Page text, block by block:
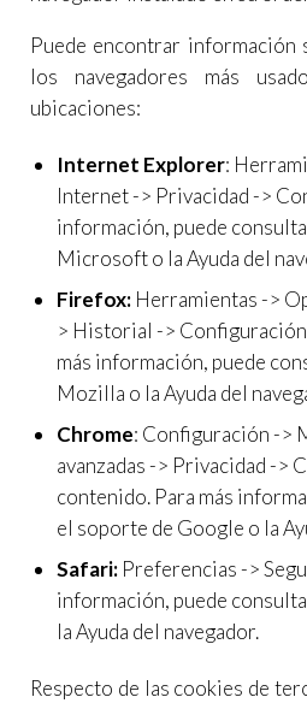
Puede encontrar información
los navegadores más
ubicaciones:
Internet Explorer:
Internet -> Privacidad ->
información, puede
Microsoft o la Ayuda del
Firefox: Herramientas ->
> Historial ->
más información, puede
Mozilla o la Ayuda del
Chrome: Configuración ->
avanzadas -> Privacidad ->
contenido. Para más
el soporte de Google o la
Safari: Preferencias ->
información, puede
la Ayuda del navegador.
Respecto de las cookies de